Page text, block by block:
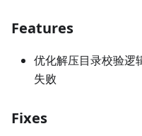
Features
优化解压目录校验逻
失败
Fixes